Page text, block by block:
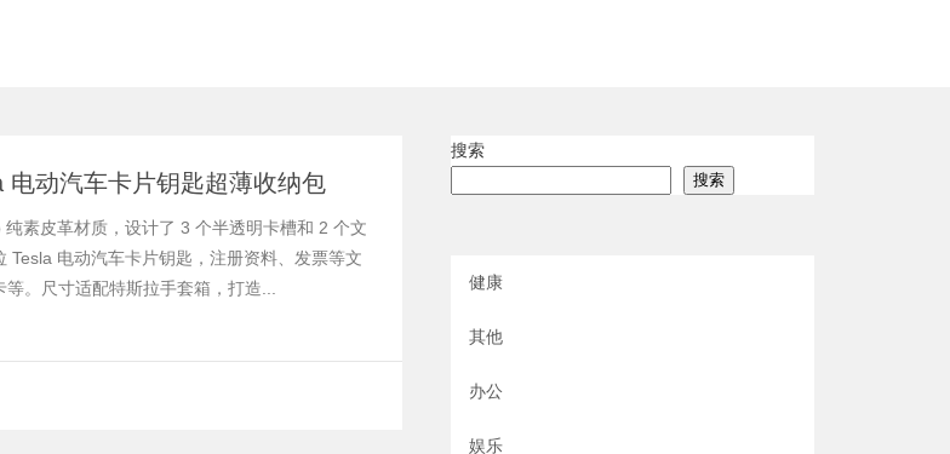
电动汽车卡片钥匙超薄收纳包
素皮革材质，设计了 3 个半透明卡槽和 2 个文
Tesla 电动汽车卡片钥匙，注册资料、发票等文
。尺寸适配特斯拉手套箱，打造...
搜索
搜索
健康
其他
办公
娱乐